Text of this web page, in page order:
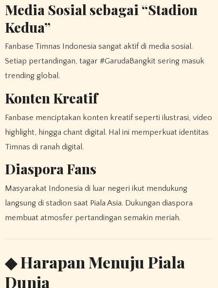
Media Sosial sebagai “Stadion
Kedua”
Fanbase Timnas Indonesia sangat aktif di media sosial.
Setiap pertandingan, tagar #GarudaBangkit sering masuk
trending global.
Konten Kreatif
Fanbase menciptakan konten kreatif seperti ilustrasi, video
highlight, hingga chant digital. Hal ini memperkuat identitas
Timnas di ranah digital.
Diaspora Fans
Masyarakat Indonesia di luar negeri ikut mendukung
langsung di stadion saat Piala Asia. Dukungan diaspora
membuat atmosfer pertandingan semakin meriah.
◆ Harapan Menuju Piala
Dunia